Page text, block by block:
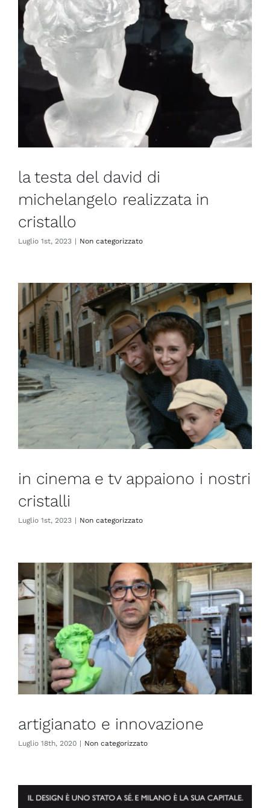
la testa del david di
michelangelo realizzata in
cristallo
Luglio 1st, 2023 | Non categorizzato
in cinema e tv appaiono i nostri
cristalli
Luglio 1st, 2023 | Non categorizzato
artigianato e innovazione
Luglio 18th, 2020 | Non categorizzato